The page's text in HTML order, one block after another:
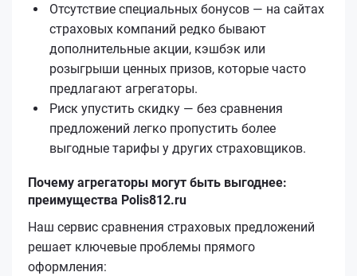
Отсутствие специальных бонусов — на сайтах
страховых компаний редко бывают
дополнительные акции, кэшбэк или
розыгрыши ценных призов, которые часто
предлагают агрегаторы.
Риск упустить скидку — без сравнения
предложений легко пропустить более
выгодные тарифы у других страховщиков.
Почему агрегаторы могут быть выгоднее:
преимущества Polis812.ru
Наш сервис сравнения страховых предложений
решает ключевые проблемы прямого
оформления: